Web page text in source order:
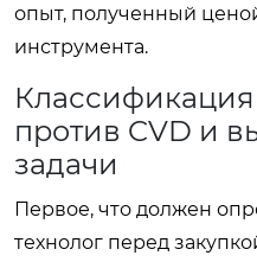
опыт, полученный
инструмента.
Классификация
против CVD и
задачи
Первое, что должен
технолог перед